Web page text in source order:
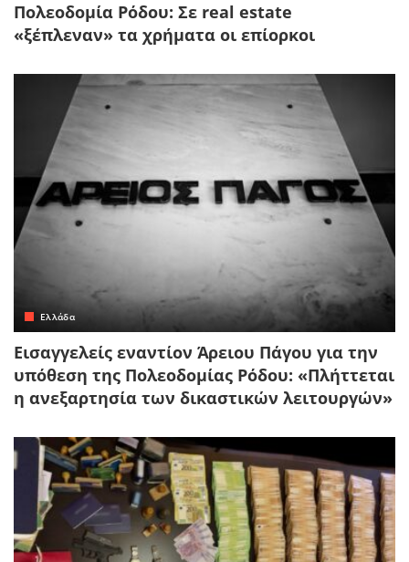
Πολεοδομία Ρόδου: Σε real estate
«ξέπλεναν» τα χρήματα οι επίορκοι
Ελλάδα
Εισαγγελείς εναντίον Άρειου Πάγου για την
υπόθεση της Πολεοδομίας Ρόδου: «Πλήττεται
η ανεξαρτησία των δικαστικών λειτουργών»